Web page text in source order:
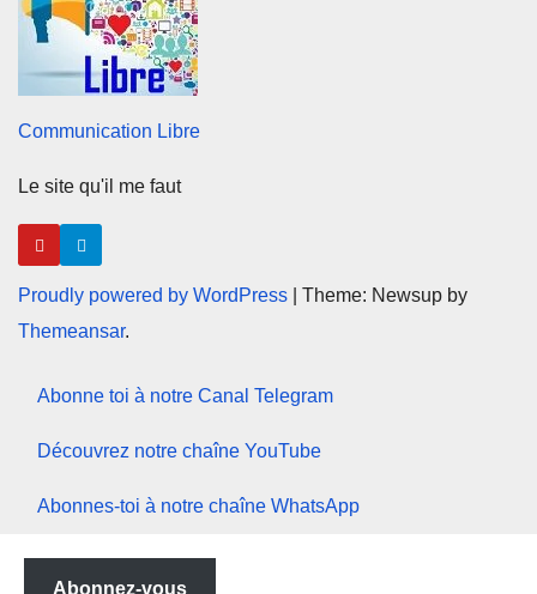
Communication Libre
Le site qu'il me faut
Proudly powered by WordPress
Theme: Newsup by
Themeansar.
Abonne toi à notre Canal Telegram
Découvrez notre chaîne YouTube
Abonnes-toi à notre chaîne WhatsApp
Abonnez-vous